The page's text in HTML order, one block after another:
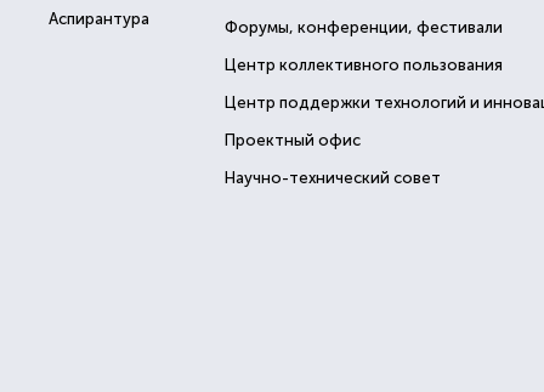
Аспирантура Форумы, конференции, фестивали
Центр коллективного пользования
Центр поддержки технологий и
Проектный офис
Научно-технический совет